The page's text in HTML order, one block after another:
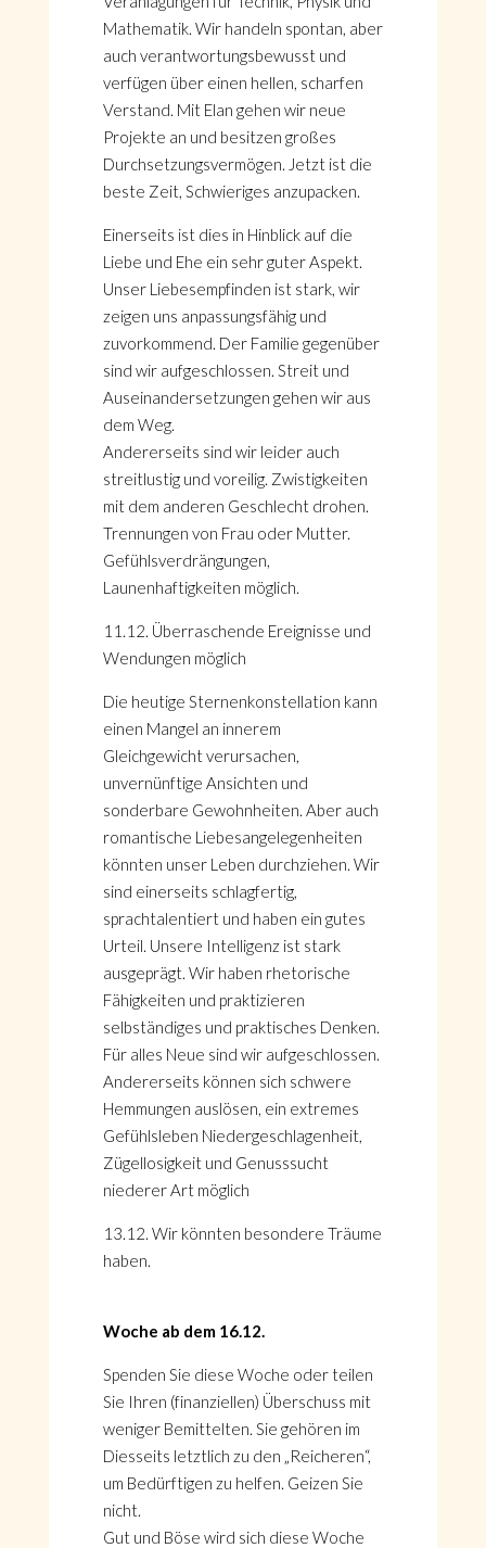
Mathematik. Wir handeln spontan, aber
auch verantwortungsbewusst und
verfügen über einen hellen, scharfen
Verstand. Mit Elan gehen wir neue
Projekte an und besitzen großes
Durchsetzungsvermögen. Jetzt ist die
beste Zeit, Schwieriges anzupacken.
Einerseits ist dies in Hinblick auf die
Liebe und Ehe ein sehr guter Aspekt.
Unser Liebesempfinden ist stark, wir
zeigen uns anpassungsfähig und
zuvorkommend. Der Familie gegenüber
sind wir aufgeschlossen. Streit und
Auseinandersetzungen gehen wir aus
dem Weg.
Andererseits sind wir leider auch
streitlustig und voreilig. Zwistigkeiten
mit dem anderen Geschlecht drohen.
Trennungen von Frau oder Mutter.
Gefühlsverdrängungen,
Launenhaftigkeiten möglich.
11.12. Überraschende Ereignisse und
Wendungen möglich
Die heutige Sternenkonstellation kann
einen Mangel an innerem
Gleichgewicht verursachen,
unvernünftige Ansichten und
sonderbare Gewohnheiten. Aber auch
romantische Liebesangelegenheiten
könnten unser Leben durchziehen. Wir
sind einerseits schlagfertig,
sprachtalentiert und haben ein gutes
Urteil. Unsere Intelligenz ist stark
ausgeprägt. Wir haben rhetorische
Fähigkeiten und praktizieren
selbständiges und praktisches Denken.
Für alles Neue sind wir aufgeschlossen.
Andererseits können sich schwere
Hemmungen auslösen, ein extremes
Gefühlsleben Niedergeschlagenheit,
Zügellosigkeit und Genusssucht
niederer Art möglich
13.12. Wir könnten besondere Träume
haben.
Woche ab dem 16.12.
Spenden Sie diese Woche oder teilen
Sie Ihren (finanziellen) Überschuss mit
weniger Bemittelten. Sie gehören im
Diesseits letztlich zu den „Reicheren“,
um Bedürftigen zu helfen. Geizen Sie
nicht.
Gut und Böse wird sich diese Woche